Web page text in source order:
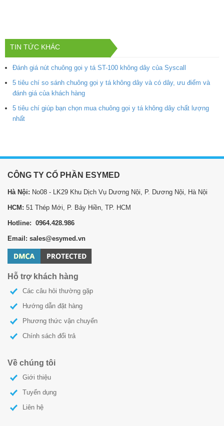
TIN TỨC KHÁC
Đánh giá nút chuông gọi y tá ST-100 không dây của Syscall
5 tiêu chí so sánh chuông gọi y tá không dây và có dây, ưu điểm và
đánh giá của khách hàng
5 tiêu chí giúp bạn chọn mua chuông gọi y tá không dây chất lượng
nhất
CÔNG TY CỔ PHẦN ESYMED
Hà Nội: No08 - LK29 Khu Dịch Vụ Dương Nội, P. Dương Nội, Hà Nội
HCM: 51 Thép Mới, P. Bảy Hiền, TP. HCM
Hotline: 0964.428.986
Email: sales@esymed.vn
Hỗ trợ khách hàng
Các câu hỏi thường gặp
Hướng dẫn đặt hàng
Phương thức vận chuyển
Chính sách đổi trả
Về chúng tôi
Giới thiệu
Tuyển dụng
Liên hệ